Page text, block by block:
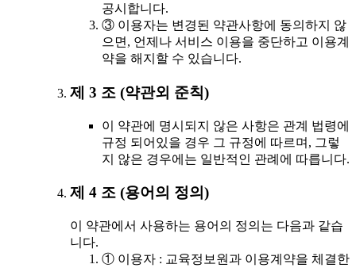
공시합니다.
③ 이용자는 변경된 약관사항에 동의하지 않
으면, 언제나 서비스 이용을 중단하고 이용계
약을 해지할 수 있습니다.
제 3 조 (약관외 준칙)
이 약관에 명시되지 않은 사항은 관계 법령에
규정 되어있을 경우 그 규정에 따르며, 그렇
지 않은 경우에는 일반적인 관례에 따릅니다.
제 4 조 (용어의 정의)
이 약관에서 사용하는 용어의 정의는 다음과 같습
니다.
① 이용자 : 교육정보원과 이용계약을 체결한